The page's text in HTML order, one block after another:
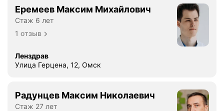
Еремеев Максим Михайлович
Стаж 6 лет
1 отзыв
Ленздрав
Улица Герцена, 12, Омск
Радунцев Максим Николаевич
Стаж 27 лет